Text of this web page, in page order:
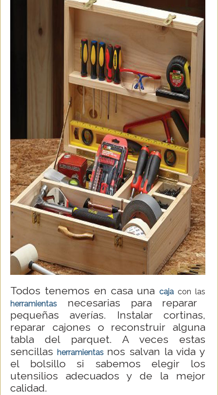
Todos tenemos en casa una cajacon las
herramientas
necesarias para reparar
pequeñas averías. Instalar cortinas,
reparar cajones o reconstruir alguna
tabla del parquet. A veces estas
sencillas herramientas nos salvan la vida y
el bolsillo si sabemos elegir los
utensilios adecuados y de la mejor
calidad.